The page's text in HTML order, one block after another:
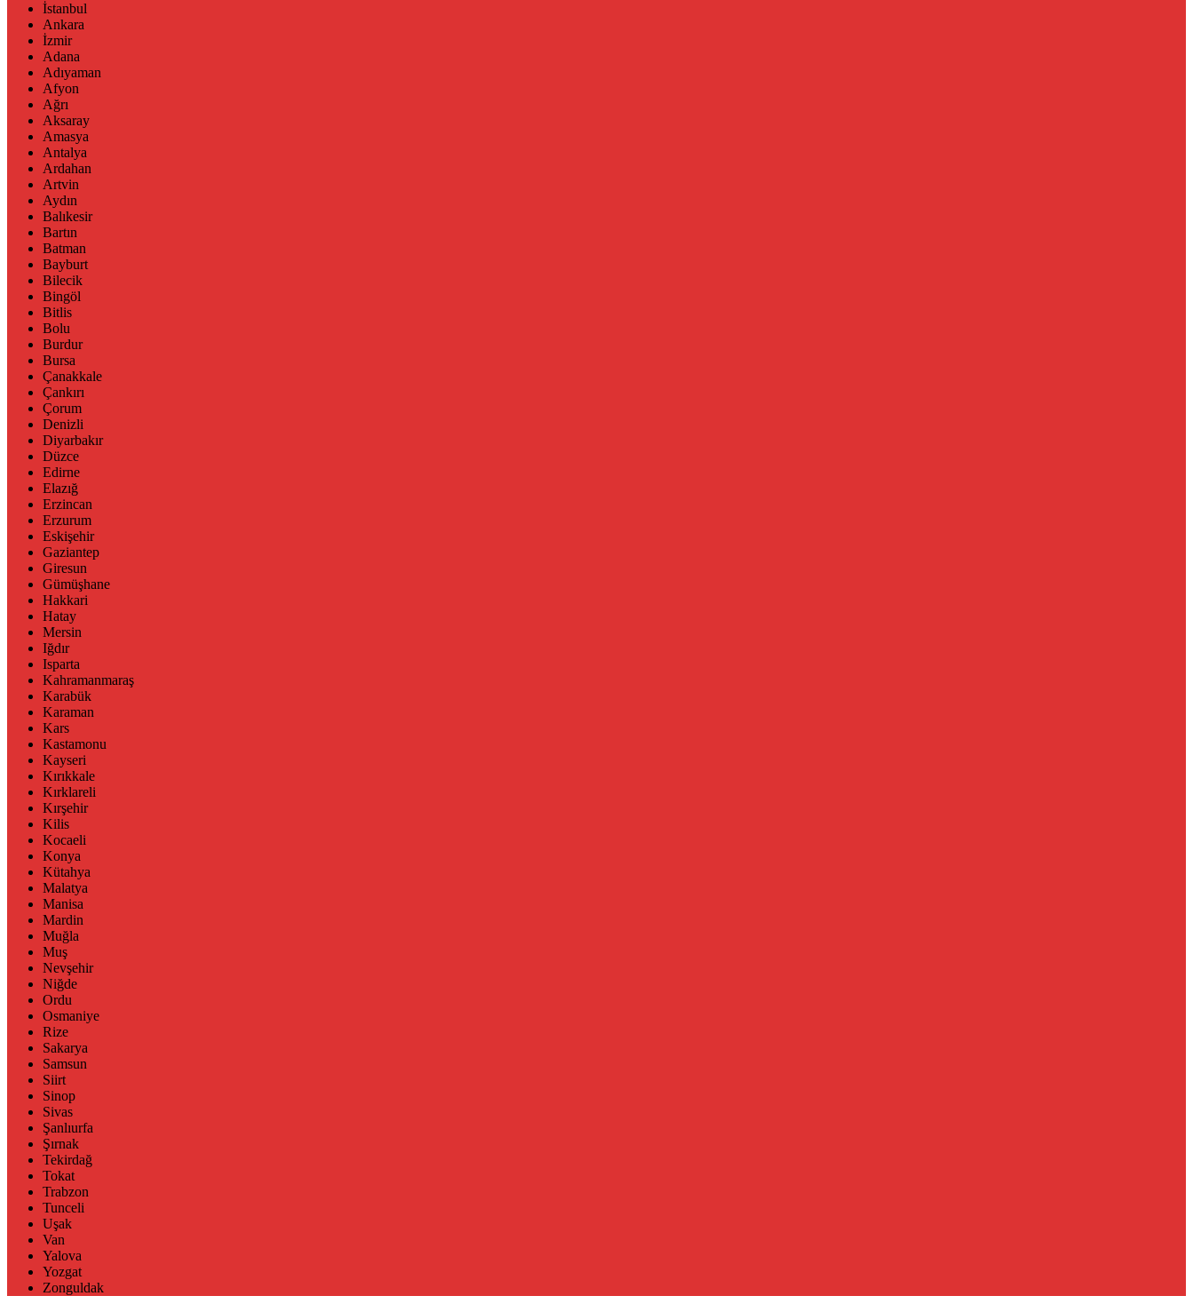
İstanbul
Ankara
İzmir
Adana
Adıyaman
Afyon
Ağrı
Aksaray
Amasya
Antalya
Ardahan
Artvin
Aydın
Balıkesir
Bartın
Batman
Bayburt
Bilecik
Bingöl
Bitlis
Bolu
Burdur
Bursa
Çanakkale
Çankırı
Çorum
Denizli
Diyarbakır
Düzce
Edirne
Elazığ
Erzincan
Erzurum
Eskişehir
Gaziantep
Giresun
Gümüşhane
Hakkari
Hatay
Mersin
Iğdır
Isparta
Kahramanmaraş
Karabük
Karaman
Kars
Kastamonu
Kayseri
Kırıkkale
Kırklareli
Kırşehir
Kilis
Kocaeli
Konya
Kütahya
Malatya
Manisa
Mardin
Muğla
Muş
Nevşehir
Niğde
Ordu
Osmaniye
Rize
Sakarya
Samsun
Siirt
Sinop
Sivas
Şanlıurfa
Şırnak
Tekirdağ
Tokat
Trabzon
Tunceli
Uşak
Van
Yalova
Yozgat
Zonguldak